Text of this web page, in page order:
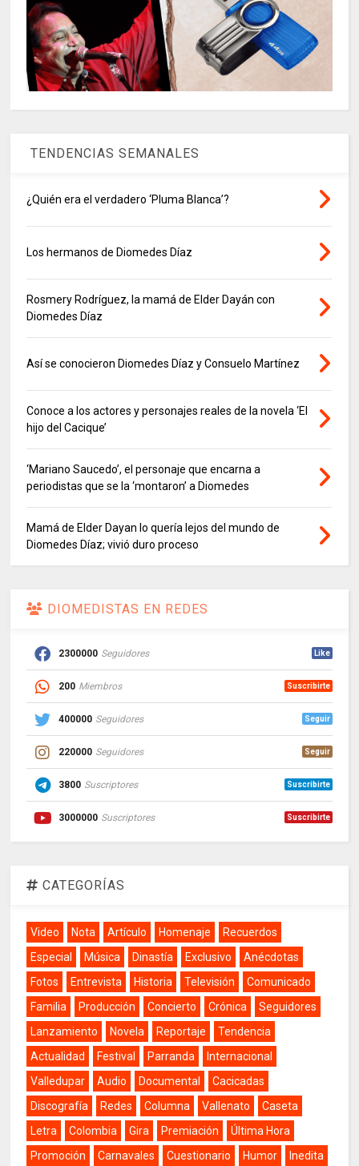
TENDENCIAS SEMANALES
¿Quién era el verdadero ‘Pluma Blanca’?
Los hermanos de Diomedes Díaz
Rosmery Rodríguez, la mamá de Elder Dayán con
Diomedes Díaz
Así se conocieron Diomedes Díaz y Consuelo Martínez
Conoce a los actores y personajes reales de la novela ‘El
hijo del Cacique’
‘Mariano Saucedo’, el personaje que encarna a
periodistas que se la ‘montaron’ a Diomedes
Mamá de Elder Dayan lo quería lejos del mundo de
Diomedes Díaz; vivió duro proceso
DIOMEDISTAS EN REDES
2300000 Seguidores Like
200 Miembros Suscribirte
400000 Seguidores Seguir
220000 Seguidores Seguir
3800 Suscriptores Suscribirte
3000000 Suscriptores Suscribirte
CATEGORÍAS
Video Nota Artículo Homenaje
Recuerdos
Especial
Música Dinastía Exclusivo
Anécdotas
Fotos
Entrevista Historia Televisión
Comunicado
Familia
Producción Concierto Crónica
Seguidores
Lanzamiento
Novela Reportaje
Tendencia
Actualidad
Festival Parranda
Internacional
Valledupar
Audio Documental
Cacicadas
Discografía
Redes Columna Vallenato
Caseta
Letra
Colombia Gira Premiación
Última Hora
Promoción
Carnavales Cuestionario Humor Inedita